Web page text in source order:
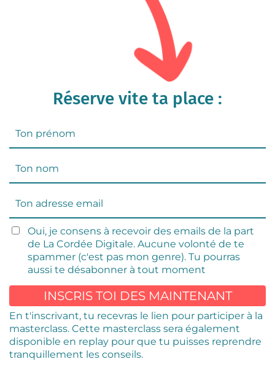
Réserve vite ta place :
Oui, je consens à recevoir des emails de la part
de La Cordée Digitale. Aucune volonté de te
spammer (c'est pas mon genre). Tu pourras
aussi te désabonner à tout moment
INSCRIS TOI DES MAINTENANT
En t'inscrivant, tu recevras le lien pour participer à la
masterclass. Cette masterclass sera également
disponible en replay pour que tu puisses reprendre
tranquillement les conseils.